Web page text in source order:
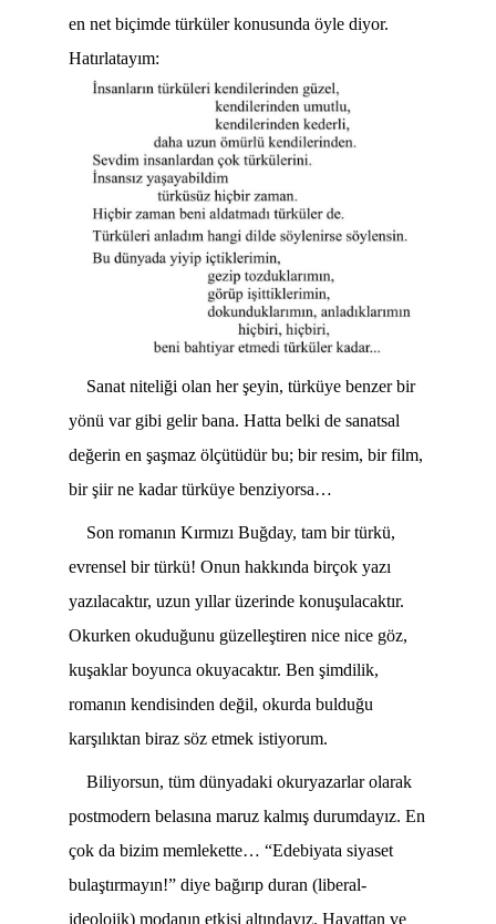
en net biçimde türküler konusunda öyle diyor.
Hatırlatayım:
Sanat niteliği olan her şeyin, türküye benzer bir
yönü var gibi gelir bana. Hatta belki de sanatsal
değerin en şaşmaz ölçütüdür bu; bir resim, bir film,
bir şiir ne kadar türküye benziyorsa…
Son romanın Kırmızı Buğday, tam bir türkü,
evrensel bir türkü! Onun hakkında birçok yazı
yazılacaktır, uzun yıllar üzerinde konuşulacaktır.
Okurken okuduğunu güzelleştiren nice nice göz,
kuşaklar boyunca okuyacaktır. Ben şimdilik,
romanın kendisinden değil, okurda bulduğu
karşılıktan biraz söz etmek istiyorum.
Biliyorsun, tüm dünyadaki okuryazarlar olarak
postmodern belasına maruz kalmış durumdayız. En
çok da bizim memlekette… “Edebiyata siyaset
bulaştırmayın!” diye bağırıp duran (liberal-
ideolojik) modanın etkisi altındayız. Hayattan ve